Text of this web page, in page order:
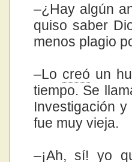
–¿Hay algún
quiso saber
menos plagio
–Lo creó un
tiempo. Se
Investigación
fue muy vieja.
–¡Ah, sí! yo